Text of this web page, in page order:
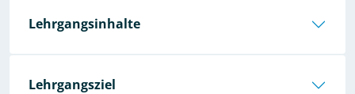
Lehrgangsinhalte
Lehrgangsziel